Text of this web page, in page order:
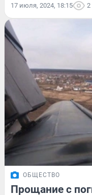
17 июля, 2024, 18:15 2
ОБЩЕСТВО
Прощание с